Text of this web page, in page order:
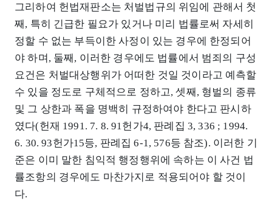
그리하여 헌법재판소는 처벌법규의 위임에 관해서 첫
째, 특히 긴급한 필요가 있거나 미리 법률로써 자세히
정할 수 없는 부득이한 사정이 있는 경우에 한정되어
야 하며, 둘째, 이러한 경우에도 법률에서 범죄의 구성
요건은 처벌대상행위가 어떠한 것일 것이라고 예측할
수 있을 정도로 구체적으로 정하고, 셋째, 형벌의 종류
및 그 상한과 폭을 명백히 규정하여야 한다고 판시하
였다(헌재 1991. 7. 8. 91헌가4, 판례집 3, 336 ; 1994.
6. 30. 93헌가15등, 판례집 6-1, 576등 참조). 이러한 기
준은 이미 말한 침익적 행정행위에 속하는 이 사건 법
률조항의 경우에도 마찬가지로 적용되어야 할 것이
다.